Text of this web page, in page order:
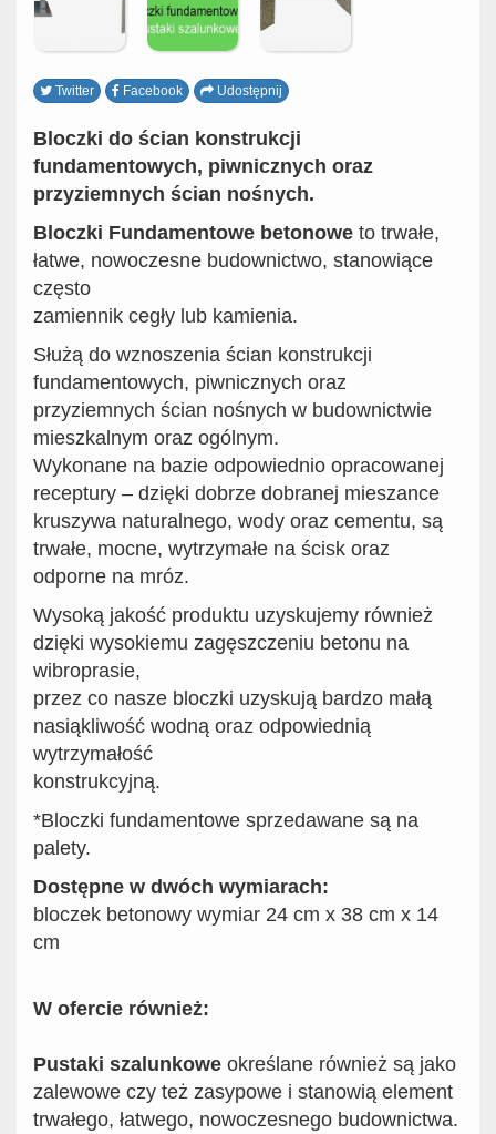
Twitter Facebook Udostępnij
Bloczki do ścian konstrukcji
fundamentowych, piwnicznych oraz
przyziemnych ścian nośnych.
Bloczki Fundamentowe betonowe to trwałe,
łatwe, nowoczesne budownictwo, stanowiące
często
zamiennik cegły lub kamienia.
Służą do wznoszenia ścian konstrukcji
fundamentowych, piwnicznych oraz
przyziemnych ścian nośnych w budownictwie
mieszkalnym oraz ogólnym.
Wykonane na bazie odpowiednio opracowanej
receptury – dzięki dobrze dobranej mieszance
kruszywa naturalnego, wody oraz cementu, są
trwałe, mocne, wytrzymałe na ścisk oraz
odporne na mróz.
Wysoką jakość produktu uzyskujemy również
dzięki wysokiemu zagęszczeniu betonu na
wibroprasie,
przez co nasze bloczki uzyskują bardzo małą
nasiąkliwość wodną oraz odpowiednią
wytrzymałość
konstrukcyjną.
*Bloczki fundamentowe sprzedawane są na
palety.
Dostępne w dwóch wymiarach:
bloczek betonowy wymiar 24 cm x 38 cm x 14
cm
W ofercie również:
Pustaki szalunkowe określane również są jako
zalewowe czy też zasypowe i stanowią element
trwałego, łatwego, nowoczesnego budownictwa.